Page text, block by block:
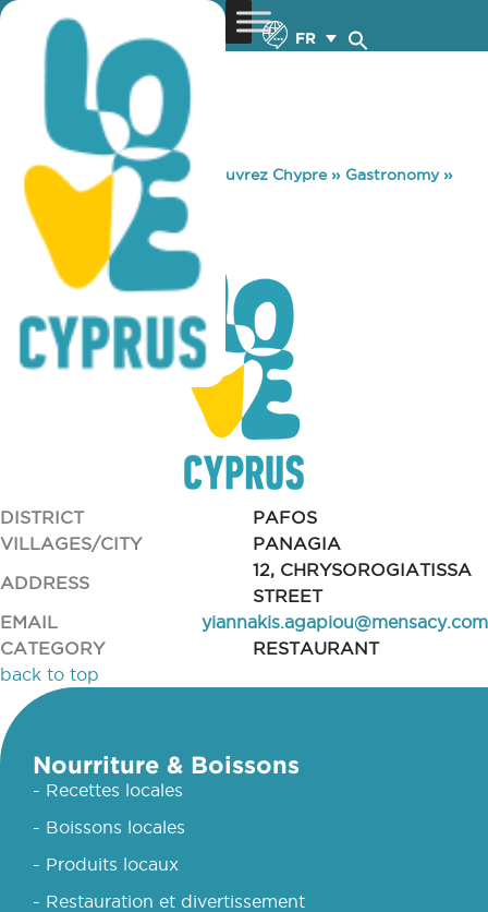
FR
You are here: Home »Découvrez Chypre» Gastronomy»
MENSA
MENSA
DISTRICT
PAFOS
VILLAGES/CITY
PANAGIA
ADDRESS
12, CHRYSOROGIATISSA
STREET
EMAIL
yiannakis.agapiou@mensacy.com
CATEGORY
RESTAURANT
back to top
Nourriture & Boissons
- Recettes locales
- Boissons locales
- Produits locaux
- Restauration et divertissement